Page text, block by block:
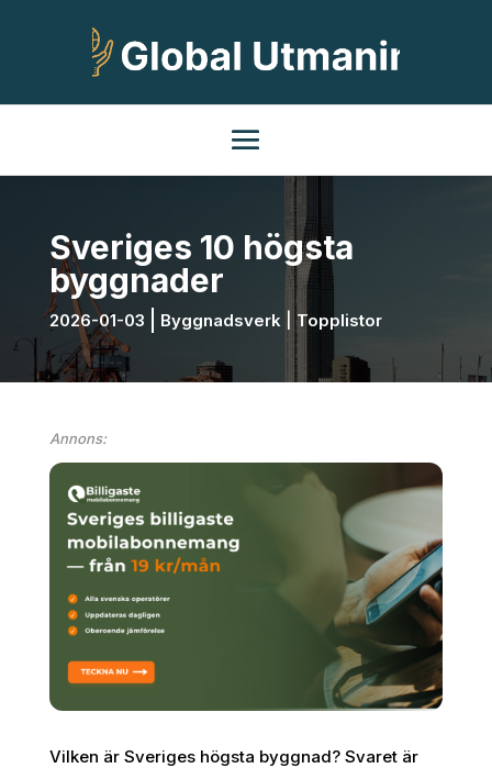
Sveriges 10 högsta
byggnader
2026-01-03 Byggnadsverk |Topplistor
Annons:
Vilken är Sveriges högsta byggnad? Svaret är